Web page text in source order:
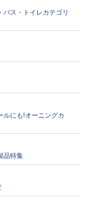
バス・トイレカテゴリ
ルにも!オーニングカ
品特集